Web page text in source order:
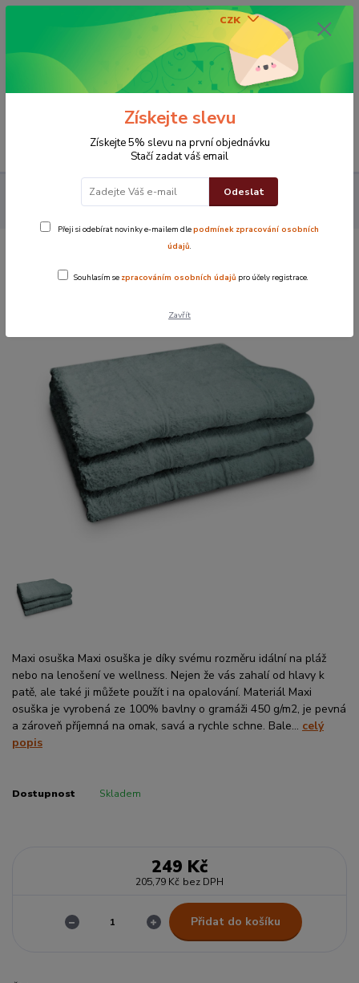
CZK
0 Kč
Osušky Osuška Maxi
Osuška Maxi 100x150 cm
Osuška Maxi 100x150 cm šedá
Maxi osuška Maxi osuška je díky svému rozměru idální na pláž
nebo na lenošení ve wellness. Nejen že vás zahalí od hlavy k
patě, ale také ji můžete použít i na opalování. Materiál Maxi
osuška je vyrobená ze 100% bavlny o gramáži 450 g/m2, je pevná
a zároveň příjemná na omak, savá a rychle schne. Bale... celý
popis
Dostupnost Skladem
249 Kč
205,79 Kč bez DPH
Přidat do košíku
Získejte slevu
Získejte 5% slevu na první objednávku
Stačí zadat váš email
Odeslat
Přeji si odebírat novinky e-mailem dlepodmínek zpracování osobních
údajů.
Souhlasím se zpracováním osobních údajů pro účely registrace.
Zavřít